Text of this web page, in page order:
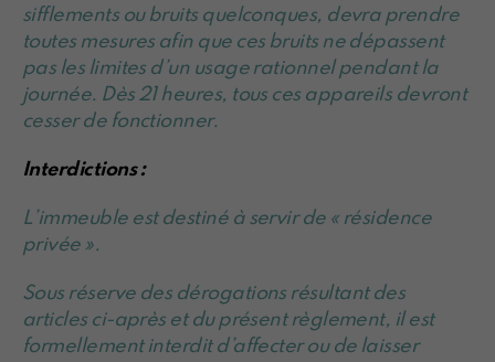
sifflements ou bruits quelconques, devra prendre
toutes mesures afin que ces bruits ne dépassent
pas les limites d’un usage rationnel pendant la
journée. Dès 21 heures, tous ces appareils devront
cesser de fonctionner.
Interdictions :
L’immeuble est destiné à servir de « résidence
privée ».
Sous réserve des dérogations résultant des
articles ci-après et du présent règlement, il est
formellement interdit d’affecter ou de laisser